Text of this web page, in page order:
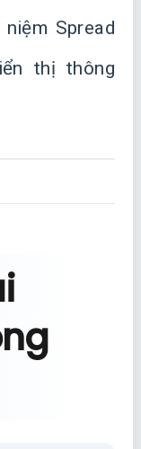
Spread
thị thông